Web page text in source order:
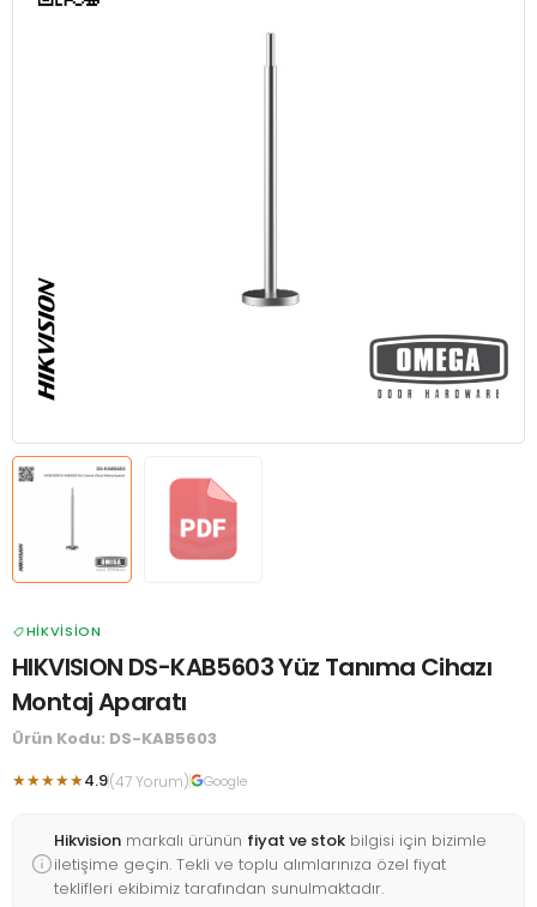
HIKVISION
HIKVISION DS-KAB5603 Yüz Tanıma Cihazı
Montaj Aparatı
Ürün Kodu: DS-KAB5603
★★★★★4.9(47 Yorum) Google
Hikvision markalı ürünün fiyat ve stok bilgisi için bizimle
iletişime geçin. Tekli ve toplu alımlarınıza özel fiyat
teklifleri ekibimiz tarafından sunulmaktadır.